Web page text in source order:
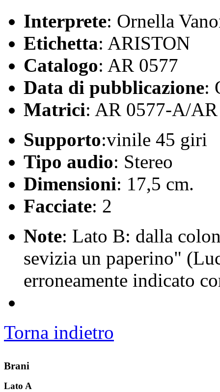
Interprete: Ornella
Etichetta: ARISTON
Catalogo: AR 0577
Data di pubblicazione:
Matrici: AR 0577-A/
Supporto:vinile 45 giri
Tipo audio: Stereo
Dimensioni: 17,5 cm.
Facciate: 2
Note: Lato B: dalla
sevizia un paperino"
erroneamente indicato
Torna indietro
Brani
Lato A